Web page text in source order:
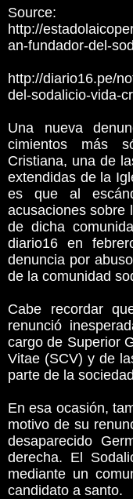
Source:
http://
an-fundador-del-
http://diario16.pe/
del-sodalicio-vida-
Una nueva
cimientos más
Cristiana, una de
extendidas de la
es que al
acusaciones sobre
de dicha
diario16 en
denuncia por
de la comunidad
Cabe recordar
renunció
cargo de Superior
Vitae (SCV) y de
parte de la
En esa ocasión,
motivo de su
desaparecido
derecha. El
mediante un
candidato a santo.